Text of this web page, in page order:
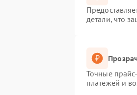
детали, что
Точные
платежей и